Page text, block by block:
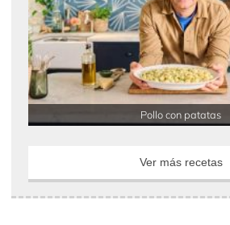
Pollo con patatas
Ver más recetas